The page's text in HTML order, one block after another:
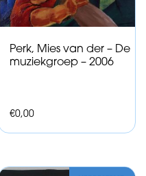
Perk, Mies van der – De
muziekgroep – 2006
€0,00